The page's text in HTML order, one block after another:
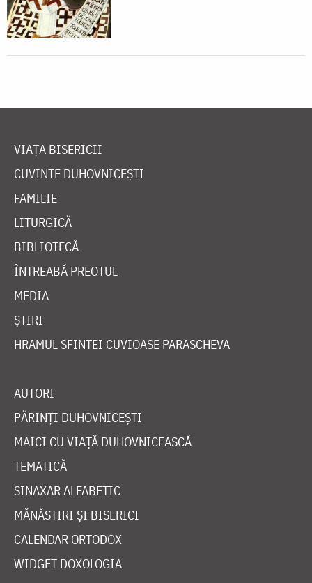
VIAȚA BISERICII
CUVINTE DUHOVNICEȘTI
FAMILIE
LITURGICĂ
BIBLIOTECĂ
ÎNTREABĂ PREOTUL
MEDIA
ȘTIRI
HRAMUL SFINTEI CUVIOASE PARASCHEVA
AUTORI
PĂRINȚI DUHOVNICEȘTI
MAICI CU VIAȚĂ DUHOVNICEASCĂ
TEMATICĂ
SINAXAR ALFABETIC
MĂNĂSTIRI ȘI BISERICI
CALENDAR ORTODOX
WIDGET DOXOLOGIA